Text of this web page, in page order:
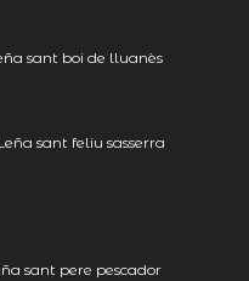
sant boi de lluanès
sant feliu sasserra
sant pere pescador